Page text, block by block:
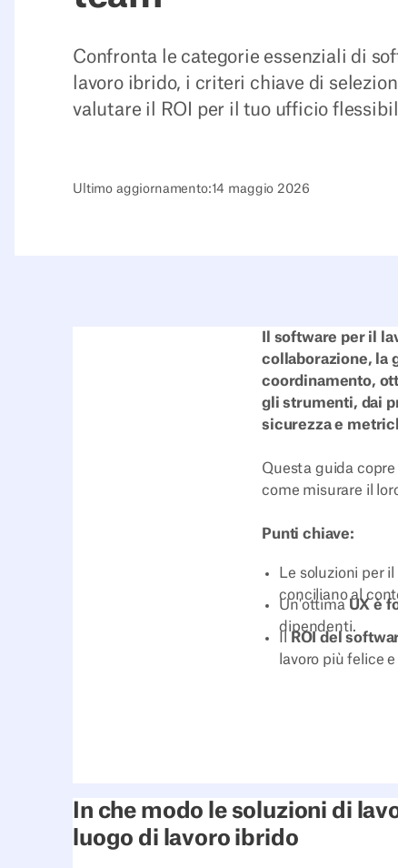
Confronta le categorie essenziali di
lavoro ibrido, i criteri chiave di
valutare il ROI per il tuo ufficio
Ultimo aggiornamento:14 maggio 2026
Il software per il
collaborazione, la
coordinamento,
gli strumenti, dai
sicurezza e
Questa guida
come misurare il
Punti chiave:
Le soluzioni per
conciliano al
Un'ottima UX è
dipendenti.
ROI del
lavoro più felice
In che modo le soluzioni di
luogo di lavoro ibrido